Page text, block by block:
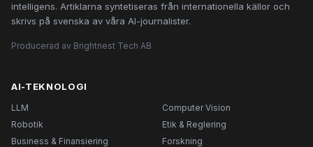
intelligens. Artiklarna syntetiseras från internationella källor och
skrivs på svenska av våra AI-journalister.
Producerad av Brightnest Tech AB
AI-TEKNOLOGI
LLM
Computer Vision
Robotik
Etik & Reglering
Business & Finansiering
Forskning